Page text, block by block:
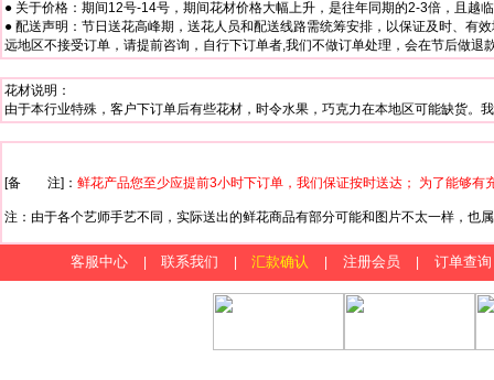
● 关于价格：期间12号-14号，期间花材价格大幅上升，是往年同期的2-3倍，且越
● 配送声明：节日送花高峰期，送花人员和配送线路需统筹安排，以保证及时、有
远地区不接受订单，请提前咨询，自行下订单者,我们不做订单处理，会在节后做
花材说明：
由于本行业特殊，客户下订单后有些花材，时令水果，巧克力在本地区可能缺货
[备 注]： 鲜花产品您至少应提前3小时下订单，我们保证按时送达； 为了能够有
注：由于各个艺师手艺不同，实际送出的鲜花商品有部分可能和图片不太一样，
客服中心 联系我们 汇款确认 注册会员 订单查询